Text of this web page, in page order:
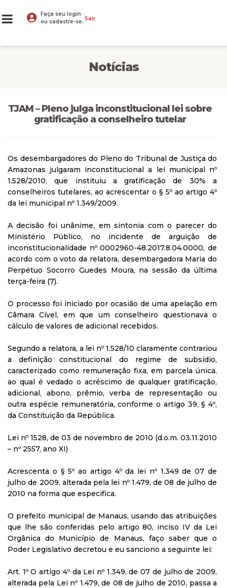
Faça seu login
ou cadastre-se. Sair
Notícias
TJAM – Pleno julga inconstitucional lei sobre
gratificação a conselheiro tutelar
Os desembargadores do Pleno do Tribunal de Justiça do
Amazonas julgaram inconstitucional a lei municipal nº
1.528/2010, que instituiu a gratificação de 30% a
conselheiros tutelares, ao acrescentar o § 5º ao artigo 4º
da lei municipal nº 1.349/2009.
A decisão foi unânime, em sintonia com o parecer do
Ministério Público, no incidente de arguição de
inconstitucionalidade nº 0002960-48.2017.8.04.0000, de
acordo com o voto da relatora, desembargadora Maria do
Perpétuo Socorro Guedes Moura, na sessão da última
terça-feira (7).
O processo foi iniciado por ocasião de uma apelação em
Câmara Cível, em que um conselheiro questionava o
cálculo de valores de adicional recebidos.
Segundo a relatora, a lei nº 1.528/10 claramente contrariou
a definição constitucional do regime de subsídio,
caracterizado como remuneração fixa, em parcela única,
ao qual é vedado o acréscimo de qualquer gratificação,
adicional, abono, prêmio, verba de representação ou
outra espécie remuneratória, conforme o artigo 39, § 4º,
da Constituição da República.
Lei nº 1528, de 03 de novembro de 2010 (d.o.m. 03.11.2010
– nº 2557, ano XI)
Acrescenta o § 5º ao artigo 4º da lei nº 1.349 de 07 de
julho de 2009, alterada pela lei nº 1.479, de 08 de julho de
2010 na forma que especifica.
O prefeito municipal de Manaus, usando das atribuições
que lhe são conferidas pelo artigo 80, inciso IV da Lei
Orgânica do Município de Manaus, faço saber que o
Poder Legislativo decretou e eu sanciono a seguinte lei:
Art. 1º O artigo 4º da Lei nº 1.349, de 07 de julho de 2009,
alterada pela Lei nº 1.479, de 08 de julho de 2010, passa a